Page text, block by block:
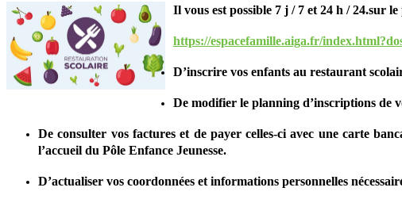
Il vous est possible 7 j / 7 et 24 h / 24.sur
https://espacefamille.aiga.fr/
D’inscrire vos enfants au restaurant
De modifier le planning d’inscriptions de
De consulter vos factures et de payer celles-ci avec une carte
l’accueil du Pôle Enfance Jeunesse.
D’actualiser vos coordonnées et informations personnelles